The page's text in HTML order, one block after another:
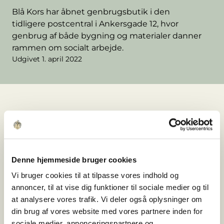
Denne hjemmeside bruger cookies
Vi bruger cookies til at tilpasse vores indhold og
annoncer, til at vise dig funktioner til sociale medier og til
at analysere vores trafik. Vi deler også oplysninger om
din brug af vores website med vores partnere inden for
Blå Kors har åbnet genbrugsbutik i den
tidligere postcentral i Ankersgade 12, hvor
genbrug af både bygning og materialer danner
rammen om socialt arbejde.
Udgivet 1. april 2022
Da
i marts 2022 åbnede sin anden
genbrugsbutik i Aarhus, faldt valget på et særligt
Her er en historisk erhvervsejendom blevet
transformeret med fokus på genbrug, funktion
og lang levetid – og danner i dag rammen om en
genbrugsbutik, hvor både varer og bygning har
haft et liv før.